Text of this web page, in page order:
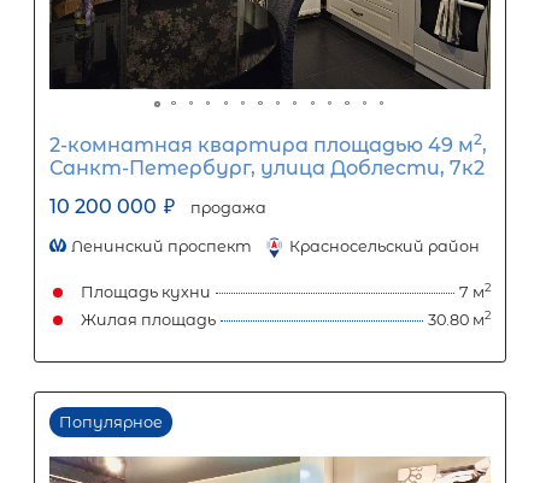
1-комнатная квартира площадью
СПб, Приморский р-н,
просп, д 66 корп 3
Комендантский проспект
Приморский район
Площадь кухни
Жилая площадь